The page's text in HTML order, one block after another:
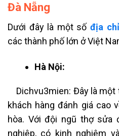
Đà Nẵng
Dưới đây là một số địa
các thành phố lớn ở Việt
Hà Nội:
Dichvu3mien: Đây là
khách hàng đánh giá cao
hòa. Với đội ngũ thợ sửa
nghiệp, có kinh nghiệm